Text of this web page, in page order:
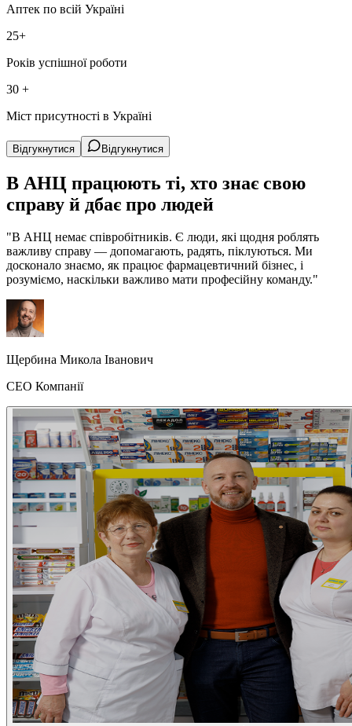
Аптек по всій Україні
25+
Років успішної роботи
30 +
Міст присутності в Україні
Відгукнутися Відгукнутися
В АНЦ працюють ті, хто знає свою
справу й дбає про людей
"В АНЦ немає співробітників. Є люди, які щодня роблять
важливу справу — допомагають, радять, піклуються. Ми
досконало знаємо, як працює фармацевтичний бізнес, і
розуміємо, наскільки важливо мати професійну команду."
Щербина Микола Іванович
CEO Компанії